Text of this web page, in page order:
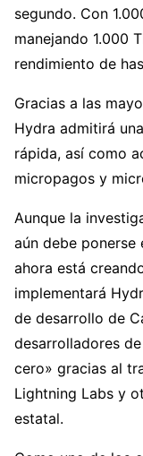
segundo. Con
manejando 1.000
rendimiento de
Gracias a las
Hydra admitirá
rápida, así como
micropagos y
Aunque la
aún debe ponerse
ahora está
implementará
de desarrollo de
desarrolladores
cero» gracias al
Lightning Labs y
estatal.